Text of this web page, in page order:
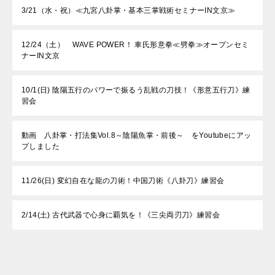
3/21（水・祝）≪九宮八卦掌・基本三掌戦術セミナーIN文京≫
12/24（土） WAVE POWER！ 車氏形意拳≪劈拳≫オープンセミ
ナーIN文京
10/1(日) 陰陽五行のパワーで振るう乱戦の刀技！《形意五行刀》練
習会
動画 八卦掌・打法集Vol.8～陰陽魚掌・前後～ をYoutubeにアッ
プしました
11/26(日) 変幻自在な龍の刀術！中国刀術《八卦刀》練習会
2/14(土) 古代武器で心身に覇気を！《三尖両刃刀》練習会